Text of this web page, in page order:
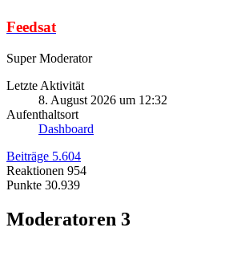
Feedsat
Super Moderator
Letzte Aktivität
8. August 2026 um 12:32
Aufenthaltsort
Dashboard
Beiträge 5.604
Reaktionen 954
Punkte 30.939
Moderatoren 3